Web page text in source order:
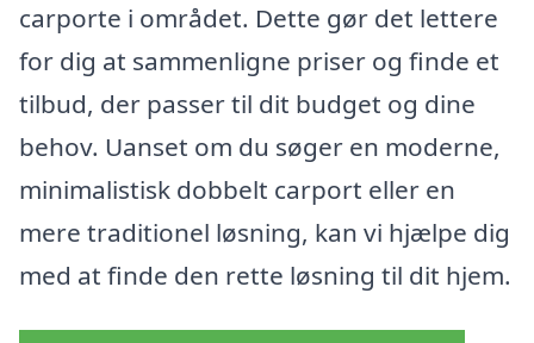
carporte i området. Dette gør det lettere
for dig at sammenligne priser og finde et
tilbud, der passer til dit budget og dine
behov. Uanset om du søger en moderne,
minimalistisk dobbelt carport eller en
mere traditionel løsning, kan vi hjælpe dig
med at finde den rette løsning til dit hjem.